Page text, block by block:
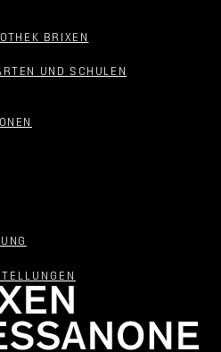
BRIXEN
UND SCHULEN